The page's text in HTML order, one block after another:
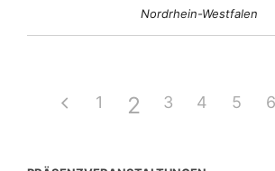
Nordrhein-Westfalen
1 2 3 4 5 6